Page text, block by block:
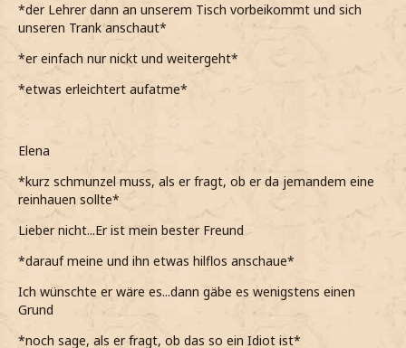
*der Lehrer dann an unserem Tisch vorbeikommt und sich
unseren Trank anschaut*
*er einfach nur nickt und weitergeht*
*etwas erleichtert aufatme*
Elena
*kurz schmunzel muss, als er fragt, ob er da jemandem eine
reinhauen sollte*
Lieber nicht...Er ist mein bester Freund
*darauf meine und ihn etwas hilflos anschaue*
Ich wünschte er wäre es...dann gäbe es wenigstens einen
Grund
*noch sage, als er fragt, ob das so ein Idiot ist*